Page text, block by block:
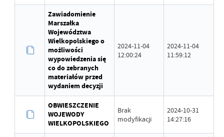
Zawiadomienie
Marszałka
Województwa
Wielkopolskiego o
możliwości
wypowiedzenia się
co do zebranych
materiałów przed
wydaniem decyzji
2024-11-04
12:00:24
2024-11-04
11:59:12
OBWIESZCZENIE
WOJEWODY
WIELKOPOLSKIEGO
Brak
modyfikacji
2024-10-31
14:27:16